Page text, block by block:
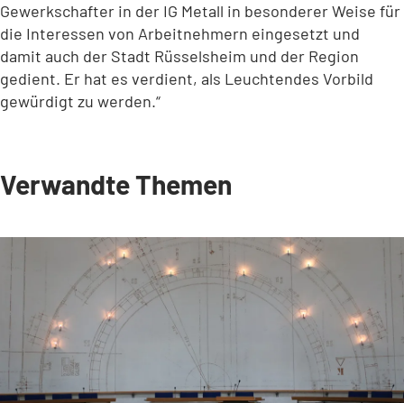
Gewerkschafter in der IG Metall in besonderer Weise für
die Interessen von Arbeitnehmern eingesetzt und
damit auch der Stadt Rüsselsheim und der Region
gedient. Er hat es verdient, als Leuchtendes Vorbild
gewürdigt zu werden.“
Verwandte Themen